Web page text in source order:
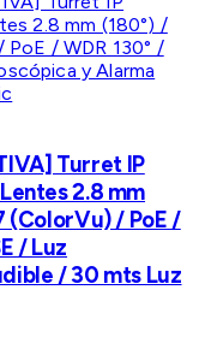
Turret IP
2.8 mm
(ColorVu) / PoE /
/ Luz
/ 30 mts Luz